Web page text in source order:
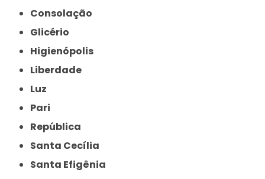
Consolação
Glicério
Higienópolis
Liberdade
Luz
Pari
República
Santa Cecília
Santa Efigênia